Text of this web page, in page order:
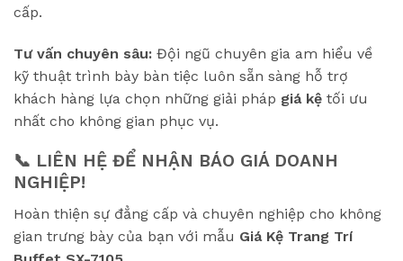
cấp.
Tư vấn chuyên sâu: Đội ngũ chuyên gia am hiểu về
kỹ thuật trình bày bàn tiệc luôn sẵn sàng hỗ trợ
khách hàng lựa chọn những giải pháp giá kệ tối ưu
nhất cho không gian phục vụ.
📞 LIÊN HỆ ĐỂ NHẬN BÁO GIÁ DOANH
NGHIỆP!
Hoàn thiện sự đẳng cấp và chuyên nghiệp cho không
gian trưng bày của bạn với mẫu Giá Kệ Trang Trí